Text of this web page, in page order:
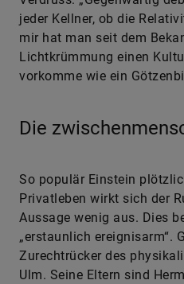
jeder Kellner, ob die
mir hat man seit dem
Lichtkrümmung einen
vorkomme wie ein
Die
So populär Einstein
Privatleben wirkt sich der
Aussage wenig aus. Dies
„erstaunlich ereignisarm“.
Zurechtrücker des
Ulm. Seine Eltern sind